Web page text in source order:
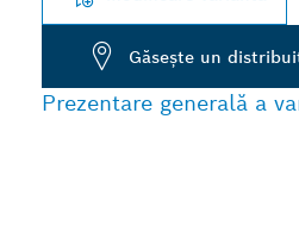
Găseşte un
Prezentare generală a